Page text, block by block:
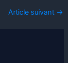
Article suivant →